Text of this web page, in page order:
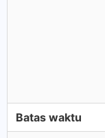
Batas waktu